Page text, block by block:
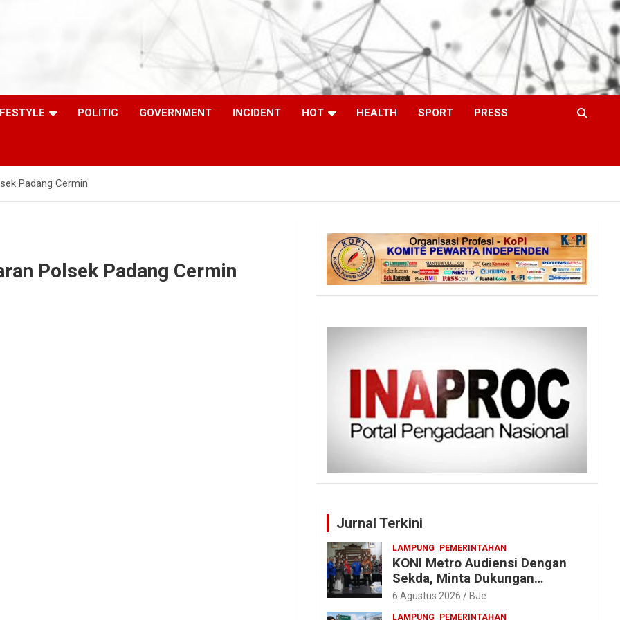
POLITIC GOVERNMENT INCIDENT HOT HEALTH SPORT PRESS
Padang Cermin
Polsek Padang Cermin
Jurnal Terkini
LAMPUNG PEMERINTAHAN
KONI Metro Audiensi Dengan
Sekda, Minta Dukungan
Anggaran Jelang Porprov X
6 Agustus 2026 BJe
LAMPUNG PEMERINTAHAN